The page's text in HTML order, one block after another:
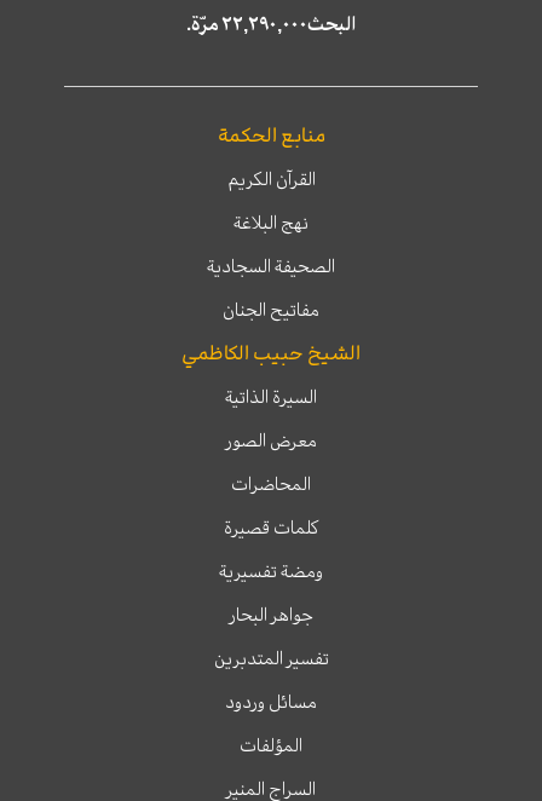
البحث٢٢,٢٩٠,٠٠٠ مرّة.
منابع الحكمة
القرآن الكريم
نهج البلاغة
الصحيفة السجادية
مفاتيح الجنان
الشيخ حبيب الكاظمي
السيرة الذاتية
معرض الصور
المحاضرات
كلمات قصيرة
ومضة تفسيرية
جواهر البحار
تفسير المتدبرين
مسائل وردود
المؤلفات
السراج المنير